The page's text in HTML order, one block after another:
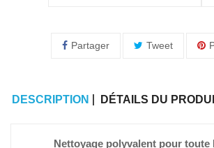
Partager Tweet
DESCRIPTION DÉTAILS DU
Nettoyage polyvalent pour toute